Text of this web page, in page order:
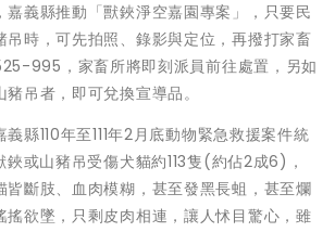
嘉義縣推動「獸鋏淨空嘉園專案」，只要民
吊時，可先拍照、錄影與定位，再撥打家畜
995，家畜所將即刻派員前往處置，另如
吊者，即可兌換宣導品。
縣110年至111年2月底動物緊急救援案件統
或山豬吊受傷犬貓約113隻(約佔2成6)，
皆斷肢、血肉模糊，甚至發黑長蛆，甚至爛
搖欲墜，只剩皮肉相連，讓人怵目驚心，雖